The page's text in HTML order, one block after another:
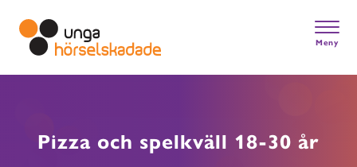
main
content
Meny
Pizza och spelkväll 18-30 år